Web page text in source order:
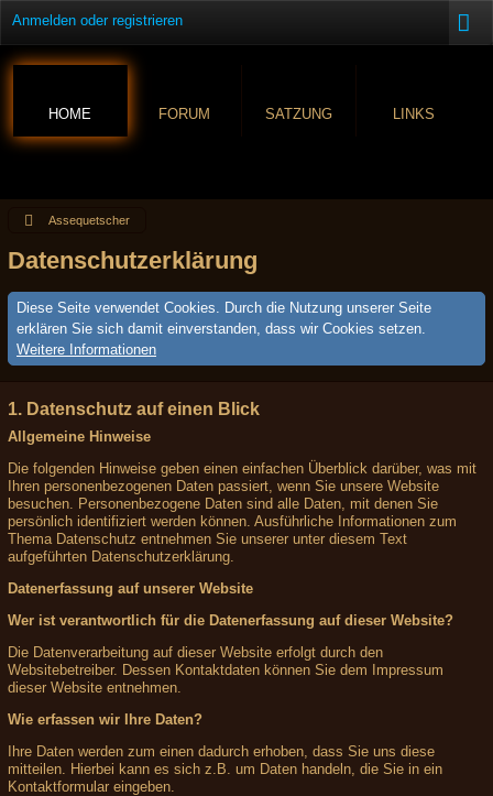
Anmelden oder registrieren
HOME FORUM SATZUNG LINKS
Assequetscher
Datenschutzerklärung
Diese Seite verwendet Cookies. Durch die Nutzung unserer Seite
erklären Sie sich damit einverstanden, dass wir Cookies setzen.
Weitere Informationen
1. Datenschutz auf einen Blick
Allgemeine Hinweise
Die folgenden Hinweise geben einen einfachen Überblick darüber, was mit
Ihren personenbezogenen Daten passiert, wenn Sie unsere Website
besuchen. Personenbezogene Daten sind alle Daten, mit denen Sie
persönlich identifiziert werden können. Ausführliche Informationen zum
Thema Datenschutz entnehmen Sie unserer unter diesem Text
aufgeführten Datenschutzerklärung.
Datenerfassung auf unserer Website
Wer ist verantwortlich für die Datenerfassung auf dieser Website?
Die Datenverarbeitung auf dieser Website erfolgt durch den
Websitebetreiber. Dessen Kontaktdaten können Sie dem Impressum
dieser Website entnehmen.
Wie erfassen wir Ihre Daten?
Ihre Daten werden zum einen dadurch erhoben, dass Sie uns diese
mitteilen. Hierbei kann es sich z.B. um Daten handeln, die Sie in ein
Kontaktformular eingeben.